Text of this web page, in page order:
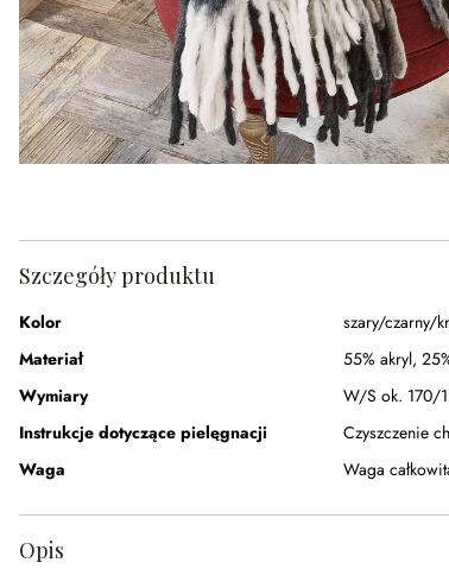
Szczegóły produktu
Kolor
szary/czarny/
Materiał
55% akryl,
Wymiary
W/S ok. 170/
Instrukcje dotyczące pielęgnacji
Czyszczenie
Waga
Waga
Opis